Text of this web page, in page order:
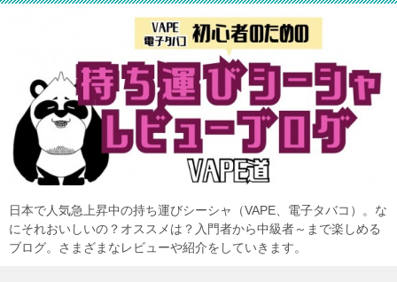
日本で人気急上昇中の持ち運びシーシャ（VAPE、電子タバコ）。な
にそれおいしいの？オススメは？入門者から中級者～まで楽しめる
ブログ。さまざまなレビューや紹介をしていきます。